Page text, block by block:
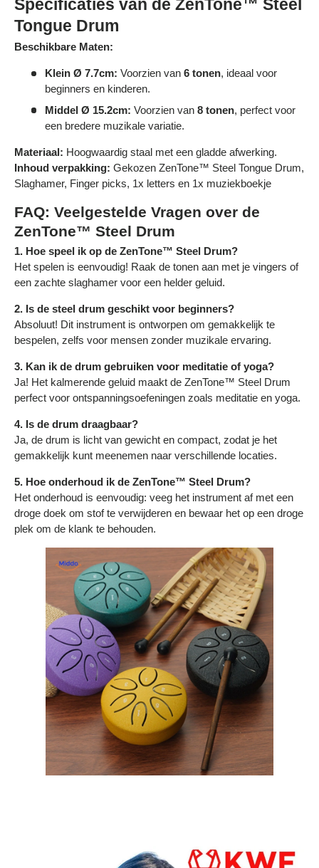
Specificaties van de ZenTone™ Steel
Tongue Drum
Beschikbare Maten:
Klein Ø 7.7cm: Voorzien van 6 tonen, ideaal voor
beginners en kinderen.
Middel Ø 15.2cm: Voorzien van 8 tonen, perfect voor
een bredere muzikale variatie.
Materiaal: Hoogwaardig staal met een gladde afwerking.
Inhoud verpakking: Gekozen ZenTone™ Steel Tongue Drum,
Slaghamer, Finger picks, 1x letters en 1x muziekboekje
FAQ: Veelgestelde Vragen over de
ZenTone™ Steel Drum
1. Hoe speel ik op de ZenTone™ Steel Drum?
Het spelen is eenvoudig! Raak de tonen aan met je vingers of
een zachte slaghamer voor een helder geluid.
2. Is de steel drum geschikt voor beginners?
Absoluut! Dit instrument is ontworpen om gemakkelijk te
bespelen, zelfs voor mensen zonder muzikale ervaring.
3. Kan ik de drum gebruiken voor meditatie of yoga?
Ja! Het kalmerende geluid maakt de ZenTone™ Steel Drum
perfect voor ontspanningsoefeningen zoals meditatie en yoga.
4. Is de drum draagbaar?
Ja, de drum is licht van gewicht en compact, zodat je het
gemakkelijk kunt meenemen naar verschillende locaties.
5. Hoe onderhoud ik de ZenTone™ Steel Drum?
Het onderhoud is eenvoudig: veeg het instrument af met een
droge doek om stof te verwijderen en bewaar het op een droge
plek om de klank te behouden.